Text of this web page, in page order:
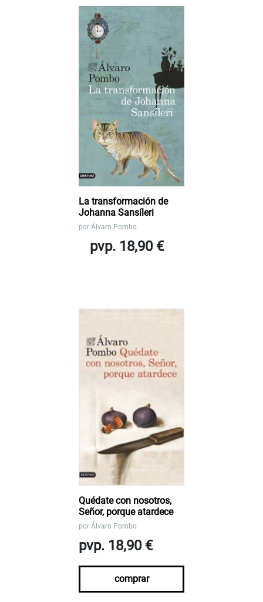
La transformación de
Johanna Sansíleri
por Álvaro Pombo
pvp. 18,90 €
Quédate con nosotros,
Señor, porque atardece
por Álvaro Pombo
pvp. 18,90 €
comprar